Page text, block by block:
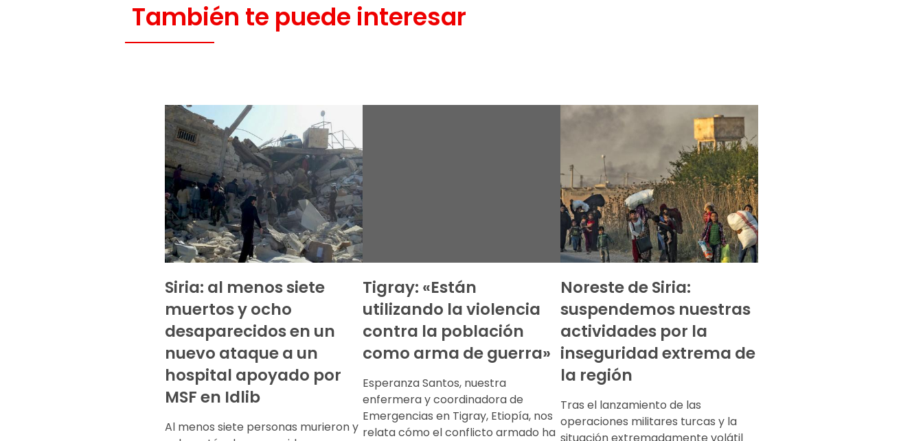
También te puede interesar
Siria: al menos siete
muertos y ocho
desaparecidos en un
nuevo ataque a un
hospital apoyado por
MSF en Idlib
Al menos siete personas murieron y
Tigray: «Están
utilizando la violencia
contra la población
como arma de guerra»
Esperanza Santos, nuestra
enfermera y coordinadora de
Emergencias en Tigray, Etiopía, nos
relata cómo el conflicto armado ha
Noreste de Siria:
suspendemos nuestras
actividades por la
inseguridad extrema de
la región
Tras el lanzamiento de las
operaciones militares turcas y la